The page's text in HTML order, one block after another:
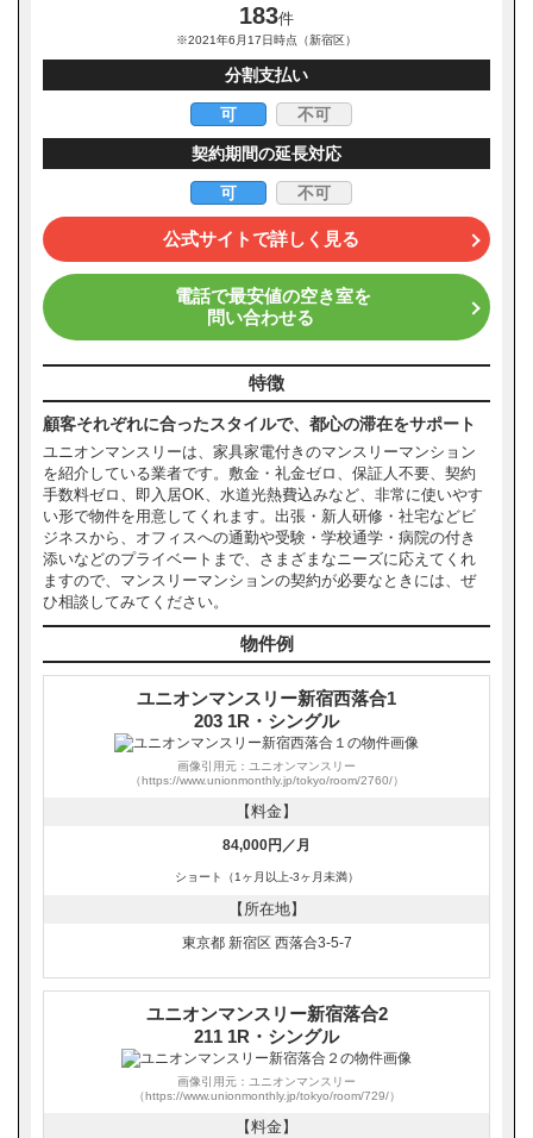
183件
※2021年6月17日時点（新宿区）
分割支払い
可 不可
契約期間の延長対応
可 不可
公式サイトで詳しく見る
電話で最安値の空き室を
問い合わせる
特徴
顧客それぞれに合ったスタイルで、都心の滞在をサポート
ユニオンマンスリーは、家具家電付きのマンスリーマンション
を紹介している業者です。敷金・礼金ゼロ、保証人不要、契約
手数料ゼロ、即入居OK、水道光熱費込みなど、非常に使いやす
い形で物件を用意してくれます。出張・新人研修・社宅などビ
ジネスから、オフィスへの通勤や受験・学校通学・病院の付き
添いなどのプライベートまで、さまざまなニーズに応えてくれ
ますので、マンスリーマンションの契約が必要なときには、ぜ
ひ相談してみてください。
物件例
ユニオンマンスリー新宿西落合1
203 1R・シングル
画像引用元：ユニオンマンスリー
（https://www.unionmonthly.jp/tokyo/room/2760/）
【料金】
84,000円／月
ショート（1ヶ月以上-3ヶ月未満）
【所在地】
東京都 新宿区 西落合3-5-7
ユニオンマンスリー新宿落合2
211 1R・シングル
画像引用元：ユニオンマンスリー
（https://www.unionmonthly.jp/tokyo/room/729/）
【料金】